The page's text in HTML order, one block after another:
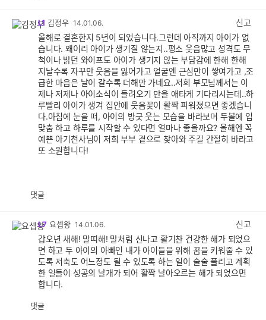
L1 김정우 14.01.06.
신고
올해로 결혼한지 5년이 되었습니다.그런데 아직까지 아이가 없
습니다. 왜이리 아이가 생기질 않는지..평소 웃음많고 성격도 무
척이나 밝던 와이프도 아이가 생기지 않는 부담감에 한해 한해
지날수록 자꾸만 웃음을 잃어가고 얼굴엔 근심만이 쌓여가고 ,조
급한 마음은 날이 갈수록 더해만 가네요..저희 부모님께서는 이
제나 저제나 아이소식이 들려오기 만을 애타게 기다리시는데..하
루빨리 아이가 생겨 집안에 웃음꽃이 활짝 피워졌으면 좋겠습니
다.아침에 눈을 떠, 아이의 방긋 웃는 모습을 바라보며 두볼에 입
맞춤 하고 하루를 시작할 수 있다면 얼마나 좋을까요? 올해엔 꼭
예쁜 아기천사님이 저희 부부 곁으로 찾아와 주길 간절히 바라고
또 소원합니다!
댓글
L7 요셉왕 14.01.06.
신고
갑오년 새해! 말띠해! 말처럼 신나고 활기찬 건강한 해가 되었으
면 하고 두 아이의 아빠인 내가 아이들을 위해 꿈을 키워줄 수 있
도록 저축도 어느정도 될 수 있도록 하는 일이 술술 풀리고 계획
한 일들이 성공의 날개가 되어 활짝 날아오르는 해가 되었으면
합니다.
댓글